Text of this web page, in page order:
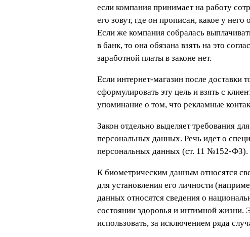
если компания принимает на работу
его зовут, где он прописан, какое у
Если же компания собралась
в банк, то она обязана взять на это
заработной платы в законе нет.
Если интернет-магазин после доставки
сформулировать эту цель и взять с
упоминание о том, что рекламные
Закон отдельно выделяет требования
персональных данных. Речь идет о
персональных данных (ст. 11 №152-ФЗ).
К биометрическим данным относятся
для установления его личности
данных относятся сведения о
состоянии здоровья и интимной жизни.
использовать, за исключением ряда